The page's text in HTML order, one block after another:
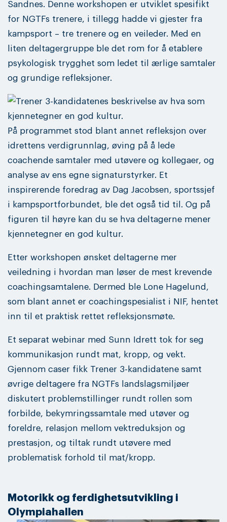
Sandnes. Denne workshopen er utviklet spesifikt
for NGTFs trenere, i tillegg hadde vi gjester fra
kampsport – tre trenere og en veileder. Med en
liten deltagergruppe ble det rom for å etablere
psykologisk trygghet som ledet til ærlige samtaler
og grundige refleksjoner.
På programmet stod blant annet refleksjon over
idrettens verdigrunnlag, øving på å lede
coachende samtaler med utøvere og kollegaer, og
analyse av ens egne signaturstyrker. Et
inspirerende foredrag av Dag Jacobsen, sportssjef
i kampsportforbundet, ble det også tid til. Og på
figuren til høyre kan du se hva deltagerne mener
kjennetegner en god kultur.
Etter workshopen ønsket deltagerne mer
veiledning i hvordan man løser de mest krevende
coachingsamtalene. Dermed ble Lone Hagelund,
som blant annet er coachingspesialist i NIF, hentet
inn til et praktisk rettet refleksjonsmøte.
Et separat webinar med Sunn Idrett tok for seg
kommunikasjon rundt mat, kropp, og vekt.
Gjennom caser fikk Trener 3-kandidatene samt
øvrige deltagere fra NGTFs landslagsmiljøer
diskutert problemstillinger rundt rollen som
forbilde, bekymringssamtale med utøver og
foreldre, relasjon mellom vektreduksjon og
prestasjon, og tiltak rundt utøvere med
problematisk forhold til mat/kropp.
Motorikk og ferdighetsutvikling i
Olympiahallen